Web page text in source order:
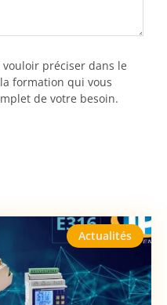
préciser dans le
formation qui vous
de votre besoin.
Actualités